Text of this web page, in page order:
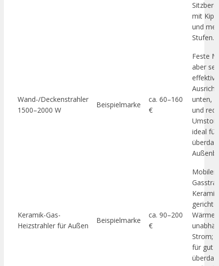
mit
und
Stufen.
Wand-/Deckenstrahler
1500–2000 W
Beispielmarke
ca. 60–160
€
Feste
aber
effektive
unten,
und
ideal für
Keramik-Gas-
Heizstrahler für Außen
Beispielmarke
ca. 90–200
€
Mobiler
Wärme,
Strom;
für gut